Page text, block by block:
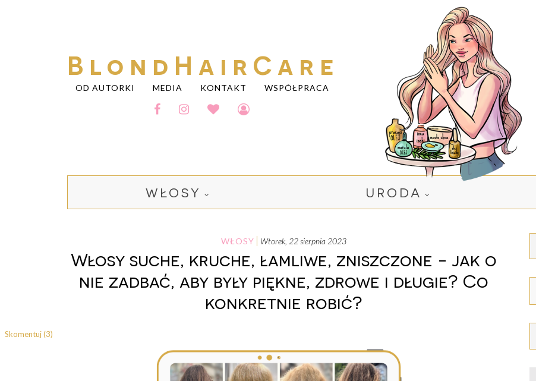
BlondHairCare
OD AUTORKI MEDIA KONTAKT WSPÓŁPRACA
WŁOSY URODA
WŁOSY wtorek, 22 sierpnia 2023
Włosy suche, kruche, łamliwe, zniszczone - jak o
nie zadbać, aby były piękne, zdrowe i długie? Co
konkretnie robić?
Skomentuj (3)